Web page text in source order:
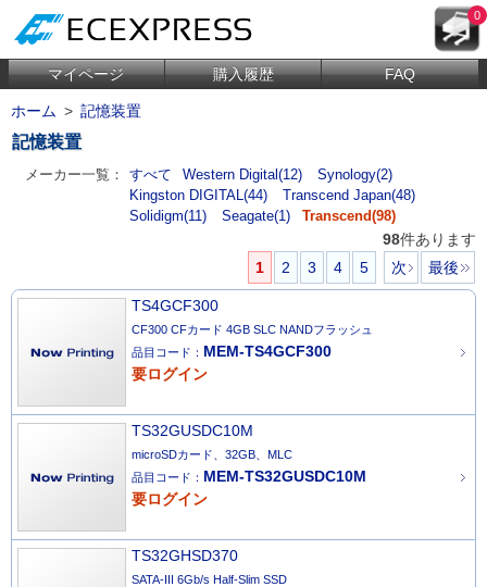
0
マイページ 購入履歴 FAQ
ホーム > 記憶装置
記憶装置
メーカー一覧： すべて Western Digital(12)
Synology(2)
Kingston DIGITAL(44)
Transcend Japan(48)
Solidigm(11)
Seagate(1) Transcend(98)
98件あります
1
2 3 4 5 次 最後
TS4GCF300
CF300 CFカード 4GB SLC NANDフラッシュ
品目コード： MEM-TS4GCF300
要ログイン
TS32GUSDC10M
microSDカード、32GB、MLC
品目コード： MEM-TS32GUSDC10M
要ログイン
TS32GHSD370
SATA-III 6Gb/s Half-Slim SSD